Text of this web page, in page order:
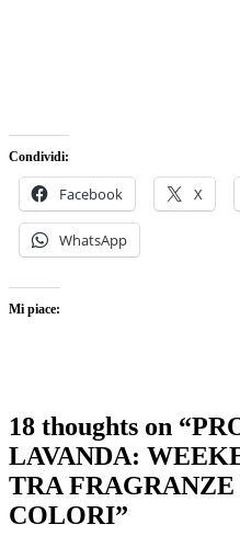
Condividi:
Facebook X
WhatsApp
Mi piace:
18 thoughts on
LAVANDA:
TRA
COLORI”